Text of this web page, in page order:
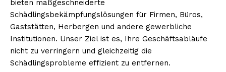
bieten maßgeschneiderte
Schädlingsbekämpfungslösungen für Firmen, Büros,
Gaststätten, Herbergen und andere gewerbliche
Institutionen. Unser Ziel ist es, Ihre Geschäftsabläufe
nicht zu verringern und gleichzeitig die
Schädlingsprobleme effizient zu entfernen.